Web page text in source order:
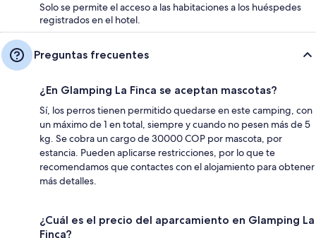
Solo se permite el acceso a las habitaciones a los huéspedes
registrados en el hotel.
Preguntas frecuentes
¿En Glamping La Finca se aceptan mascotas?
Sí, los perros tienen permitido quedarse en este camping, con
un máximo de 1 en total, siempre y cuando no pesen más de 5
kg. Se cobra un cargo de 30000 COP por mascota, por
estancia. Pueden aplicarse restricciones, por lo que te
recomendamos que contactes con el alojamiento para obtener
más detalles.
¿Cuál es el precio del aparcamiento en Glamping La
Finca?